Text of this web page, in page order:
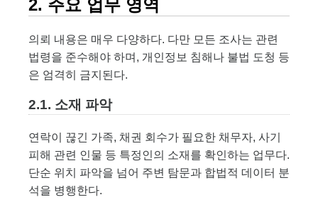
2. 주요 업무 영역
의뢰 내용은 매우 다양하다. 다만 모든 조사는 관련
법령을 준수해야 하며, 개인정보 침해나 불법 도청 등
은 엄격히 금지된다.
2.1. 소재 파악
연락이 끊긴 가족, 채권 회수가 필요한 채무자, 사기
피해 관련 인물 등 특정인의 소재를 확인하는 업무다.
단순 위치 파악을 넘어 주변 탐문과 합법적 데이터 분
석을 병행한다.